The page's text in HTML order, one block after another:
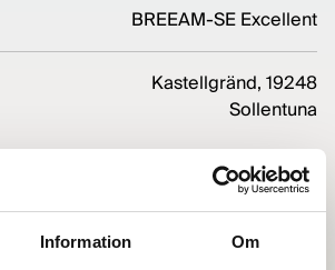
Information Om
BREEAM-SE Excellent
Kastellgränd, 19248
Sollentuna